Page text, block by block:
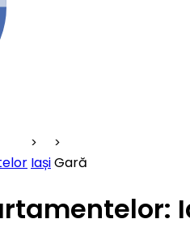
IașiGară